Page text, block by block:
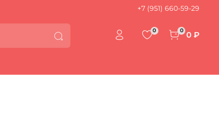
+7 (951) 660-59-29
0 0 0 ₽